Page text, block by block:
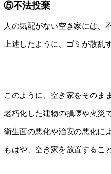
⑤不法投棄
人の気配がない空き家には、
上述したように、ゴミが散乱
このように、空き家をそのま
老朽化した建物の損壊や火災
衛生面の悪化や治安の悪化に
もはや、空き家を放置するこ